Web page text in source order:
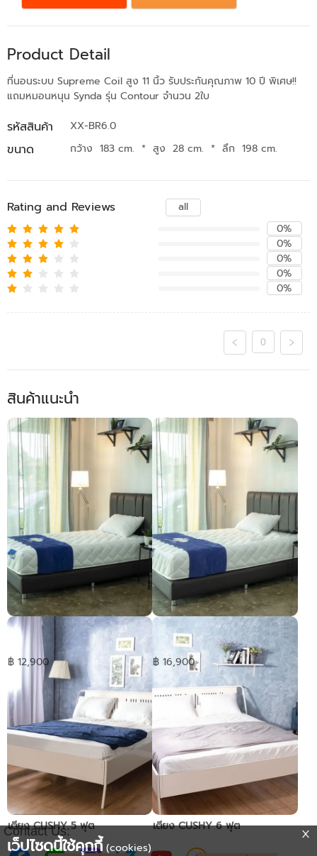
Product Detail
ที่นอนระบบ Supreme Coil สูง 11 นิ้ว รับประกันคุณภาพ 10 ปี พิเศษ!!
แถมหมอนหนุน Synda รุ่น Contour จำนวน 2ใบ
รหัสสินค้า XX-BR6.0
ขนาด กว้าง 183 cm. * สูง 28 cm. * ลึก 198 cm.
Rating and Reviews
all
0%
0%
0%
0%
0%
0
สินค้าแนะนำ
ที่นอน Synda รุ่น Back Repose
3.5ฟุต
฿ 12,900
ที่นอน Synda รุ่น Back Repose
฿ 16,900
เตียง CUSHY 5 ฟุต เตียง CUSHY 6 ฟุต
Contact Us:
เว็ปไซดนี้ใช้คุกกี้ (cookies)